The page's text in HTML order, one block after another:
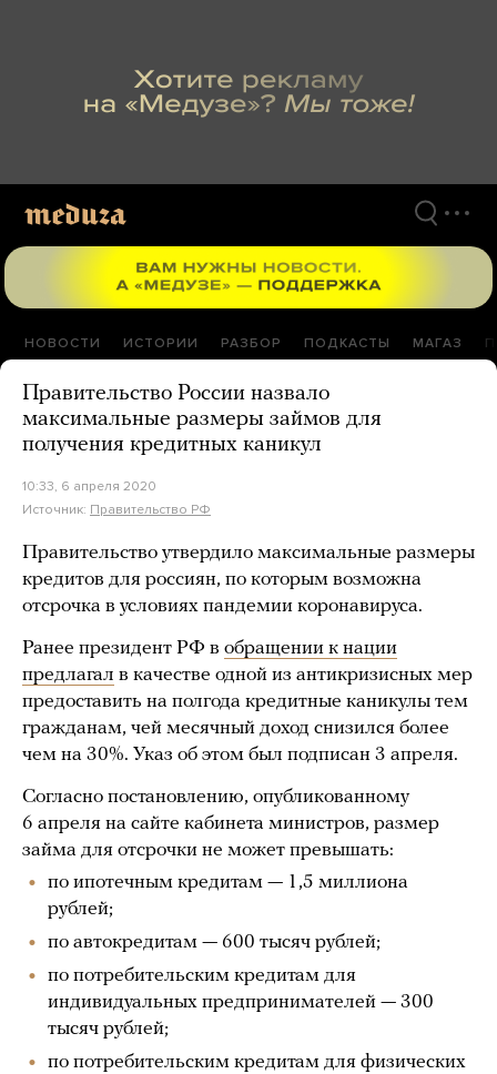
НОВОСТИ ИСТОРИИ РАЗБОР ПОДКАСТЫ МАГАЗ
Правительство России назвало
максимальные размеры займов для
получения кредитных каникул
10:33, 6 апреля 2020
Источник: Правительство РФ
Правительство утвердило максимальные размеры
кредитов для россиян, по которым возможна
отсрочка в условиях пандемии коронавируса.
Ранее президент РФ в обращении к нации
предлагал в качестве одной из антикризисных мер
предоставить на полгода кредитные каникулы тем
гражданам, чей месячный доход снизился более
чем на 30%. Указ об этом был подписан 3 апреля.
Согласно постановлению, опубликованному
6 апреля на сайте кабинета министров, размер
займа для отсрочки не может превышать:
по ипотечным кредитам — 1,5 миллиона
рублей;
по автокредитам — 600 тысяч рублей;
по потребительским кредитам для
индивидуальных предпринимателей — 300
тысяч рублей;
по потребительским кредитам для физических